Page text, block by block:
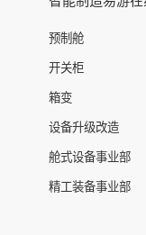
预制舱
开关柜
箱变
设备升级改造
舱式设备事业部
精工装备事业部